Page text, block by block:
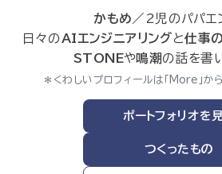
かもめ ／2児のパパエ
日々のAIエンジニアリングと仕事
STONEや鳴潮の話を書
＊くわしいプロフィールは「More」から
ポートフォリオを
つくったもの